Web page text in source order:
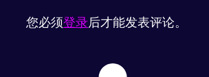
您必须登录后才能发表评论。